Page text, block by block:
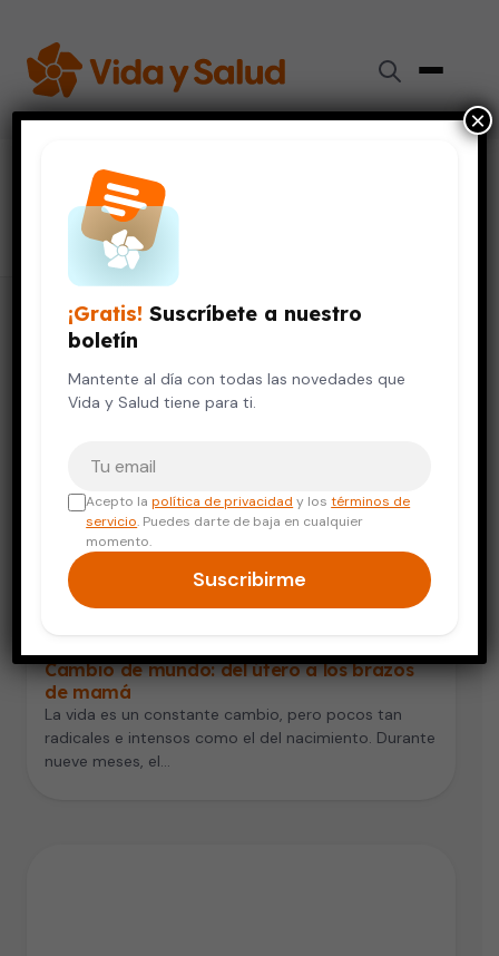
sistema urinario
8 artículos
Cambio de mundo: del útero a los brazos
de mamá
La vida es un constante cambio, pero pocos tan
radicales e intensos como el del nacimiento. Durante
nueve meses, el…
¡Gratis! Suscríbete a nuestro
boletín
Mantente al día con todas las novedades que
Vida y Salud tiene para ti.
Acepto lapolítica de privacidad y lostérminos de
servicio. Puedes darte de baja en cualquier
momento.
Suscribirme
×